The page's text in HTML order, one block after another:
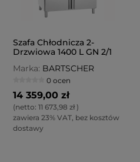
Szafa Chłodnicza 2-
Drzwiowa 1400 L GN 2/1
Marka: BARTSCHER
0 ocen
14 359,00 zł
(netto: 11 673,98 zł)
zawiera 23% VAT, bez kosztów
dostawy